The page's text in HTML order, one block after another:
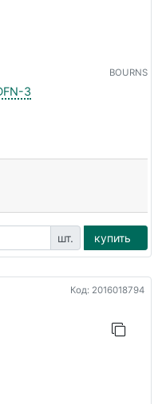
BOURNS
3
шт. купить
Код: 2016018794